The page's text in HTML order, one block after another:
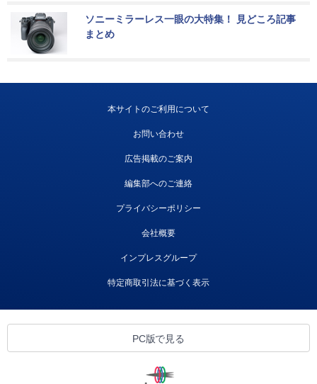
ソニーミラーレス一眼の大特集！ 見どころ記事
まとめ
本サイトのご利用について
お問い合わせ
広告掲載のご案内
編集部へのご連絡
プライバシーポリシー
会社概要
インプレスグループ
特定商取引法に基づく表示
PC版で見る